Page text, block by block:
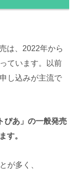
は、2022年から
ています。以前
し込みが主流で
ぴあ」の一般発売
す。
が多く、